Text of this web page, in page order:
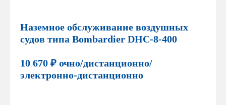
Наземное обслуживание воздушных
судов типа Bombardier DHC-8-400
10 670 ₽ очно/дистанционно/
электронно-дистанционно